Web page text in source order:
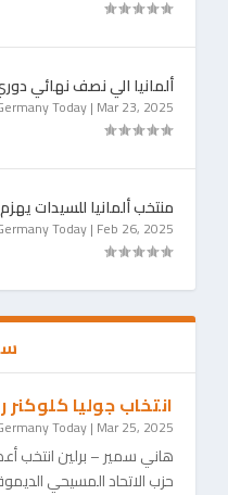
ألمانيا الي نصف نهائي
Today| Mar 23, 2025
منتخب ألمانيا للسيدات
Today| Feb 26, 2025
انتخاب جوليا كلوكنر
Today| Mar 25, 2025
هاني سمير – برلين انتخب
حزب الاتحاد المسيحي